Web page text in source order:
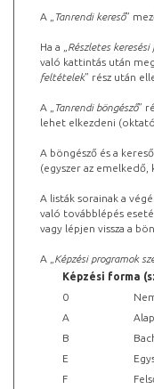
A „ Tanrendi kereső”
Ha a „ Részletes
való kattintás után
feltételek” rész után
A „ Tanrendi böngésző”
lehet elkezdeni
A böngésző és a
(egyszer az
A listák sorainak a
való továbblépés
vagy lépjen vissza a
A „ Képzési programok
Képzési forma
0
A
B
E
F